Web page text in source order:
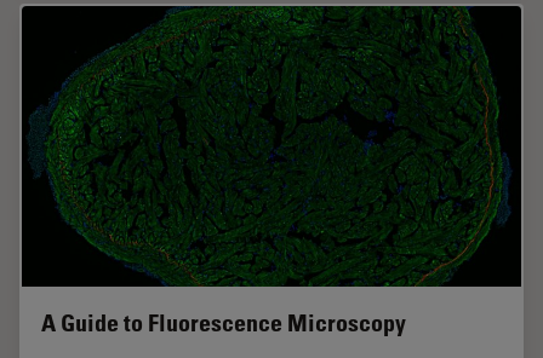
A Guide to Fluorescence Microscopy